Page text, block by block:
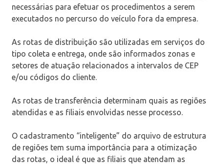
necessárias para efetuar os procedimentos a serem
executados no percurso do veículo fora da empresa.
As rotas de distribuição são utilizadas em serviços do
tipo coleta e entrega, onde são informados zonas e
setores de atuação relacionados a intervalos de CEP
e/ou códigos do cliente.
As rotas de transferência determinam quais as regiões
atendidas e as filiais envolvidas nesse processo.
O cadastramento “inteligente” do arquivo de estrutura
de regiões tem suma importância para a otimização
das rotas, o ideal é que as filiais que atendam as